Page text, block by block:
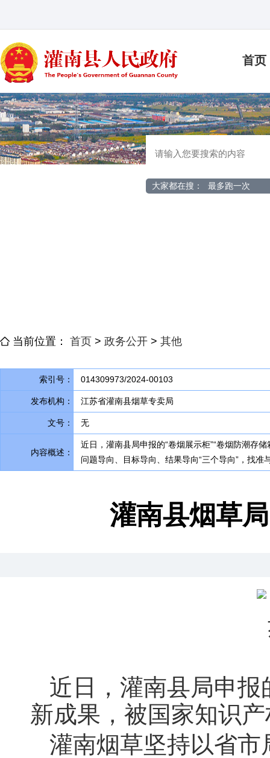
首页
大家都在搜： 最多跑一次
当前位置： 首页 > 政务公开 > 其他
索引号： 014309973/2024-00103
发布机构： 江苏省灌南县烟草专卖局
文号： 无
内容概述：
近日 ， 灌南县局申报的“卷烟展示柜”“卷烟防潮存
问题导向、目标导向、结果导向“三个导向”， 找准
灌南县烟草
近日 ， 灌南县局申报
新成果，被国家知识
灌南烟草坚持以省